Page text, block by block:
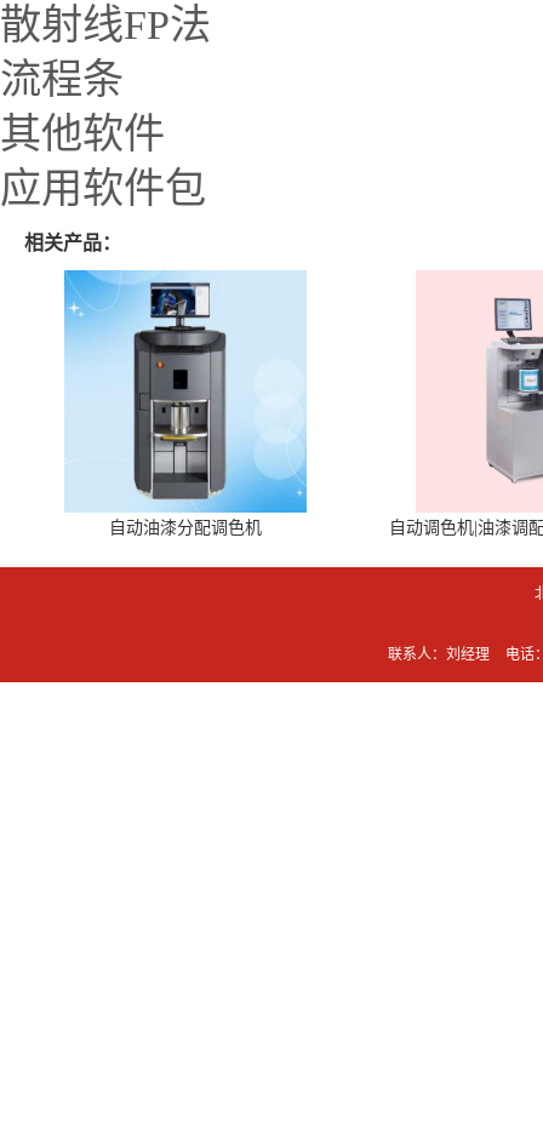
散射线FP法
流程条
其他软件
应用软件包
相关产品：
自动油漆分配调色机 自动调色机|油漆调
联系人：刘经理 电话